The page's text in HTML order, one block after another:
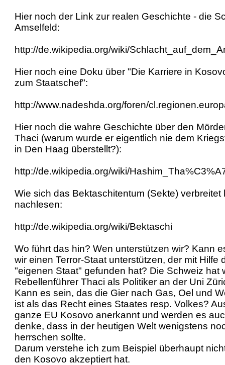
Hier noch der Link zur realen Geschichte - die
Amselfeld:
http://de.wikipedia.org/wiki/
Hier noch eine Doku über "Die Karriere in
zum Staatschef":
http://www.nadeshda.org/foren/
Hier noch die wahre Geschichte über den
Thaci (warum wurde er eigentlich nie dem
in Den Haag überstellt?):
http://de.wikipedia.org/wiki/
Wie sich das Bektaschitentum (Sekte) verbreitet
nachlesen:
http://de.wikipedia.org/wiki/Bektaschi
Wo führt das hin? Wen unterstützen wir? Kann
wir einen Terror-Staat unterstützen, der mit Hilfe
"eigenen Staat" gefunden hat? Die Schweiz hat
Rebellenführer Thaci als Politiker an der Uni
Kann es sein, das die Gier nach Gas, Oel und
ist als das Recht eines Staates resp. Volkes?
ganze EU Kosovo anerkannt und werden es
denke, dass in der heutigen Welt wenigstens
herrschen sollte.
Darum verstehe ich zum Beispiel überhaupt
den Kosovo akzeptiert hat.